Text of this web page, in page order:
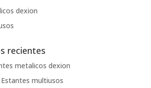
dexion
recientes
metalicos dexion
Estantes multiusos